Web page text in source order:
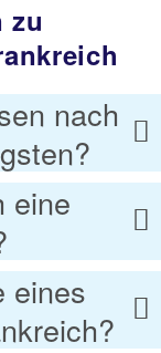
zu
nach
eine
eines